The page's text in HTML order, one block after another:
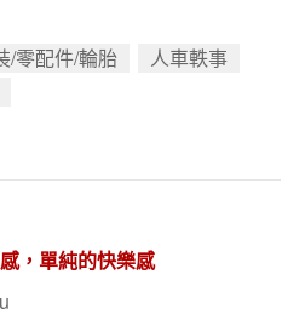
/零配件/輪胎
人車軼事
，單純的快樂感